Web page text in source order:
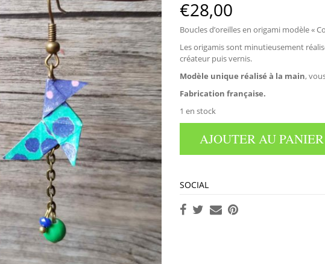
€28,00
Boucles d’oreilles en origami modèle «
Les origamis sont minutieusement
créateur puis vernis.
Modèle unique réalisé à la main,
Fabrication française.
1 en stock
AJOUTER AU PANIER
SOCIAL